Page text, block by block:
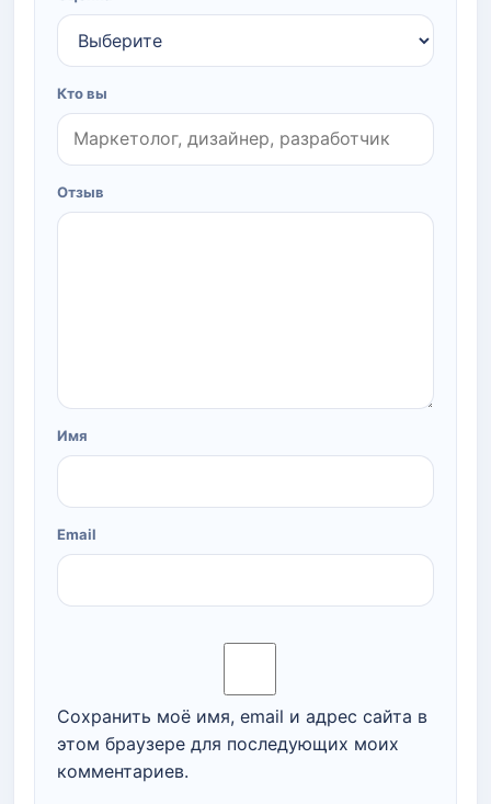
Кто вы
Отзыв
Имя
Email
Сохранить моё имя, email и адрес сайта в
этом браузере для последующих моих
комментариев.